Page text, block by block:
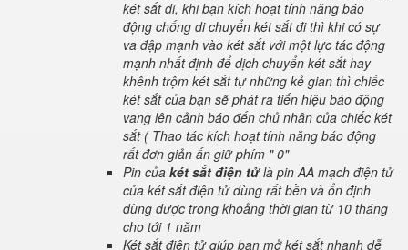
két sắt đi, khi bạn kích hoạt tính năng báo
động chống di chuyển két sắt đi thì khi có sự
va đập mạnh vào két sắt với một lực tác động
mạnh nhất định để dịch chuyển két sắt hay
khênh trộm két sắt tự những kẻ gian thì chiếc
két sắt của bạn sẽ phát ra tiến hiệu báo động
vang lên cảnh báo đến chủ nhân của chiếc két
sắt ( Thao tác kích hoạt tính năng báo động
rất đơn giản ấn giữ phím " 0"
Pin của két sắt điện tửlà pin AA mạch điện tử
của két sắt điện tử dùng rất bền và ổn định
dùng được trong khoảng thời gian từ 10 tháng
cho tới 1 năm
Két sắt điện tử giúp bạn mở két sắt nhanh dễ